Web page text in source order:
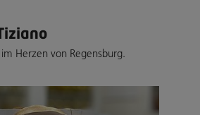
Herzen von Regensburg.